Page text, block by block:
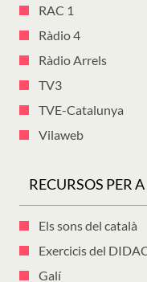
RAC 1
Ràdio 4
Ràdio Arrels
TV3
TVE-Catalunya
Vilaweb
RECURSOS PER
Els sons del català
Exercicis del
Galí